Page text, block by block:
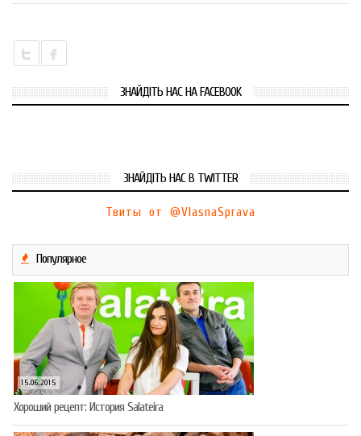
ЗНАЙДІТЬ НАС НА FACEBOOK
ЗНАЙДІТЬ НАС В TWITTER
Твиты от @VlasnaSprava
Популярное
15.06.2015
Хороший рецепт: История Salateira